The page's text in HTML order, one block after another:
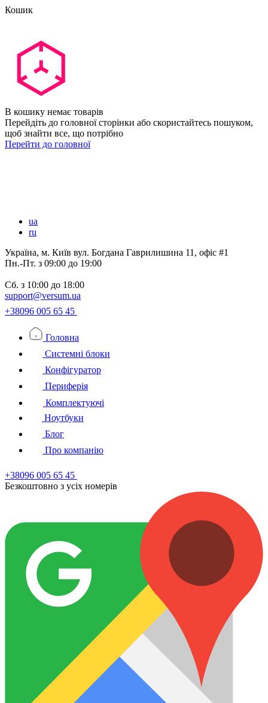
Кошик
В кошику немає товарів
Перейдіть до головної сторінки або скористайтесь пошуком,
щоб знайти все, що потрібно
Перейти до головної
ua
ru
Україна, м. Київ вул. Богдана Гаврилишина 11, офіс #1
Пн.-Пт. з 09:00 до 19:00
Сб. з 10:00 до 18:00
support@versum.ua
+38096 005 65 45
Головна
Системні блоки
Конфігуратор
Периферія
Комплектуючі
Ноутбуки
Блог
Про компанію
+38096 005 65 45
Безкоштовно з усiх номерiв